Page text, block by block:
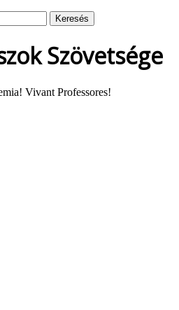
Keresés
Szövetsége
Vivant Professores!